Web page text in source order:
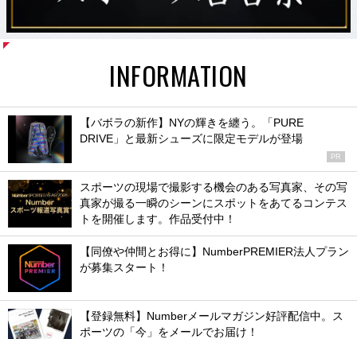
INFORMATION
【バボラの新作】NYの輝きを纏う。「PURE
DRIVE」と最新シューズに限定モデルが登場
PR
スポーツの現場で撮影する機会のある写真家、その写
真家が撮る一瞬のシーンにスポットをあてるコンテス
トを開催します。作品受付中！
【同僚や仲間とお得に】NumberPREMIER法人プラン
が募集スタート！
【登録無料】Numberメールマガジン好評配信中。ス
ポーツの「今」をメールでお届け！